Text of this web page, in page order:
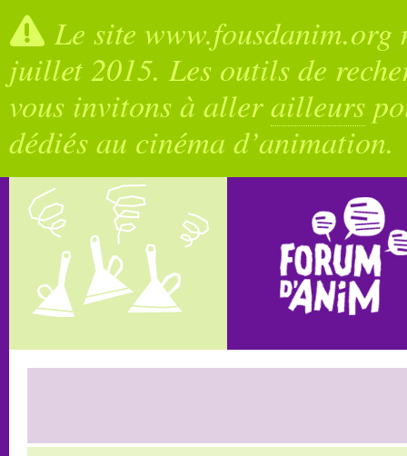
Le site
juillet 2015. Les outils de
vous invitons à allerailleurs
dédiés au cinéma d’animation.